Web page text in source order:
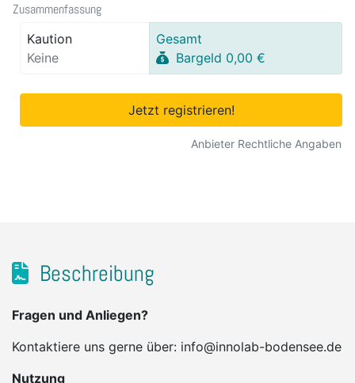
Zusammenfassung
Kaution
Keine
Gesamt
Bargeld 0,00 €
Jetzt registrieren!
Anbieter Rechtliche Angaben
Beschreibung
Fragen und Anliegen?
Kontaktiere uns gerne über: info@innolab-bodensee.de
Nutzung